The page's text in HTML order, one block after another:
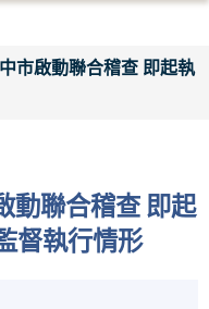
市啟動聯合稽查 即起執
動聯合稽查 即起
督執行情形